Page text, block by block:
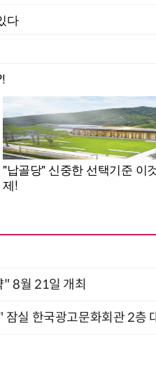
" 8월 21일 개최
잠실 한국광고문화회관 2층